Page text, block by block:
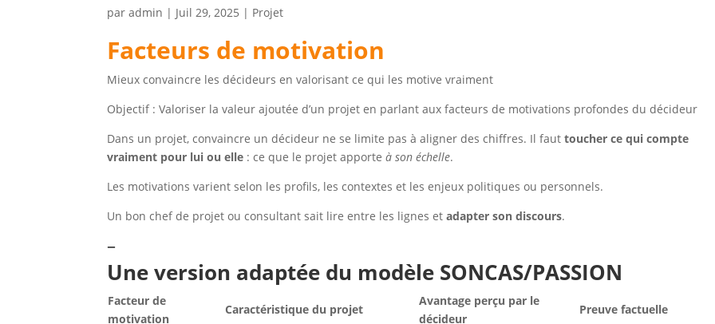
paradmin | Juil 29, 2025 | Projet
Facteurs de motivation
Mieux convaincre les décideurs en valorisant ce qui les motive vraiment
Objectif : Valoriser la valeur ajoutée d’un projet en parlant aux facteurs de motivations profondes du décideur
Dans un projet, convaincre un décideur ne se limite pas à aligner des chiffres. Il fauttoucher ce qui compte
vraiment pour lui ou elle : ce que le projet apporteà son échelle.
Les motivations varient selon les profils, les contextes et les enjeux politiques ou personnels.
Un bon chef de projet ou consultant sait lire entre les lignes etadapter son discours.
–
Une version adaptée du modèle SONCAS/PASSION
Facteur de
motivation
Caractéristique du projet
Avantage perçu par le
décideur
Preuve factuelle